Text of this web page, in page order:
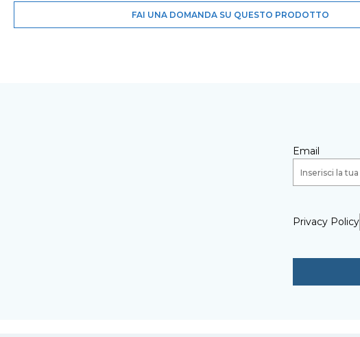
FAI UNA DOMANDA SU QUESTO PRODOTTO
Email
Privacy Policy